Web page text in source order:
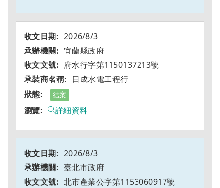
2026/8/3
宜蘭縣政府
府水行字第1150137213號
日成水電工程行
結案
詳細資料
2026/8/3
臺北市政府
北市產業公字第1153060917號